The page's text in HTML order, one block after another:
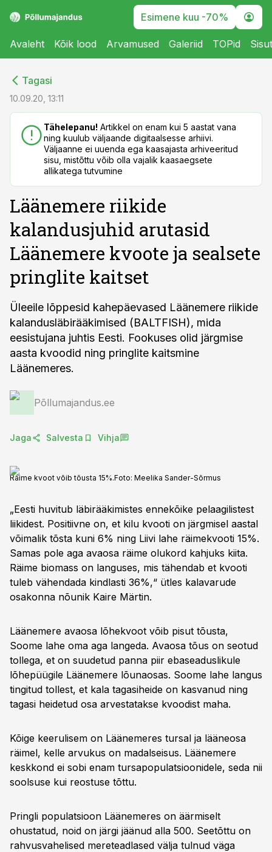
Esimene kuu -70%
Avaleht Kõik lood Arvamused Galeriid TOPid
Tagasi
10.09.20, 13:11
Tähelepanu! Artikkel on enam kui 5 aastat vana
ning kuulub väljaande digitaalsesse arhiivi.
Väljaanne ei uuenda ega kaasajasta arhiveeritud
sisu, mistõttu võib olla vajalik kaasaegsete
allikatega tutvumine
Läänemere riikide
kalandusjuhid arutasid
Läänemere kvoote ja sealsete
pringlite kaitset
Üleeile lõppesid kahepäevased Läänemere riikide
kalandusläbirääkimised (BALTFISH), mida
eesistujana juhtis Eesti. Fookuses olid järgmise
aasta kvoodid ning pringlite kaitsmine
Läänemeres.
Põllumajandus.ee
Jaga Salvesta Vihja
Räime kvoot võib tõusta 15%.Foto: Meelika Sander-Sõrmus
„Eesti huvitub läbirääkimistes ennekõike pelaagilistest
liikidest. Positiivne on, et kilu kvooti on järgmisel aastal
võimalik tõsta kuni 6% ning Liivi lahe räimekvooti 15%.
Samas pole aga avaosa räime olukord kahjuks kiita.
Räime biomass on languses, mis tähendab et kvooti
tuleb vähendada kindlasti 36%,“ ütles kalavarude
osakonna nõunik Kaire Märtin.
Läänemere avaosa lõhekvoot võib pisut tõusta,
Soome lahe oma aga langeda. Avaosa tõus on seotud
tollega, et on suudetud panna piir ebaseaduslikule
lõhepüügile Läänemere lõunaosas. Soome lahe langus
tingitud tollest, et kala tagasiheide on kasvanud ning
tagasi heidetud osa arvestatakse kvoodist maha.
Kõige keerulisem on Läänemeres tursal ja lääneosa
räimel, kelle arvukus on madalseisus. Läänemere
keskkond ei sobi enam tursapopulatsioonidele, seda nii
soolsuse kui reostuse tõttu.
Pringli populatsioon Läänemeres on äärmiselt
ohustatud, noid on järgi jäänud alla 500. Seetõttu on
rahvusvahelised mereteadlased välja tulnud väga